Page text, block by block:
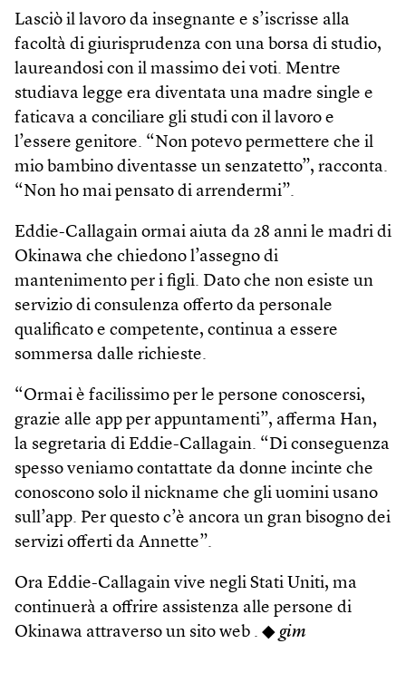
Lasciò il lavoro da insegnante e s’iscrisse alla
facoltà di giurisprudenza con una borsa di studio,
laureandosi con il massimo dei voti. Mentre
studiava legge era diventata una madre single e
faticava a conciliare gli studi con il lavoro e
l’essere genitore. “Non potevo permettere che il
mio bambino diventasse un senzatetto”, racconta.
“Non ho mai pensato di arrendermi”.
Eddie-Callagain ormai aiuta da 28 anni le madri di
Okinawa che chiedono l’assegno di
mantenimento per i figli. Dato che non esiste un
servizio di consulenza offerto da personale
qualificato e competente, continua a essere
sommersa dalle richieste.
“Ormai è facilissimo per le persone conoscersi,
grazie alle app per appuntamenti”, afferma Han,
la segretaria di Eddie-Callagain. “Di conseguenza
spesso veniamo contattate da donne incinte che
conoscono solo il nickname che gli uomini usano
sull’app. Per questo c’è ancora un gran bisogno dei
servizi offerti da Annette”.
Ora Eddie-Callagain vive negli Stati Uniti, ma
continuerà a offrire assistenza alle persone di
Okinawa attraverso un sito web . ◆ gim